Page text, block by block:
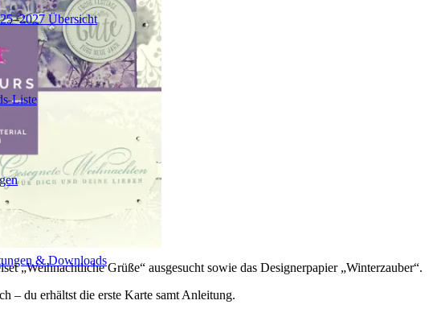
Übersicht
Liste
& Downloads
„Weihnachtliche Grüße“ ausgesucht sowie das Designerpapier „Winterzauber“.
– du erhältst die erste Karte samt Anleitung.